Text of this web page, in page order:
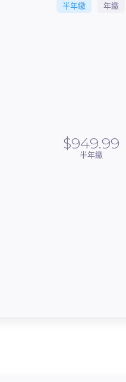
半年繳 年繳
$949.99
半年繳